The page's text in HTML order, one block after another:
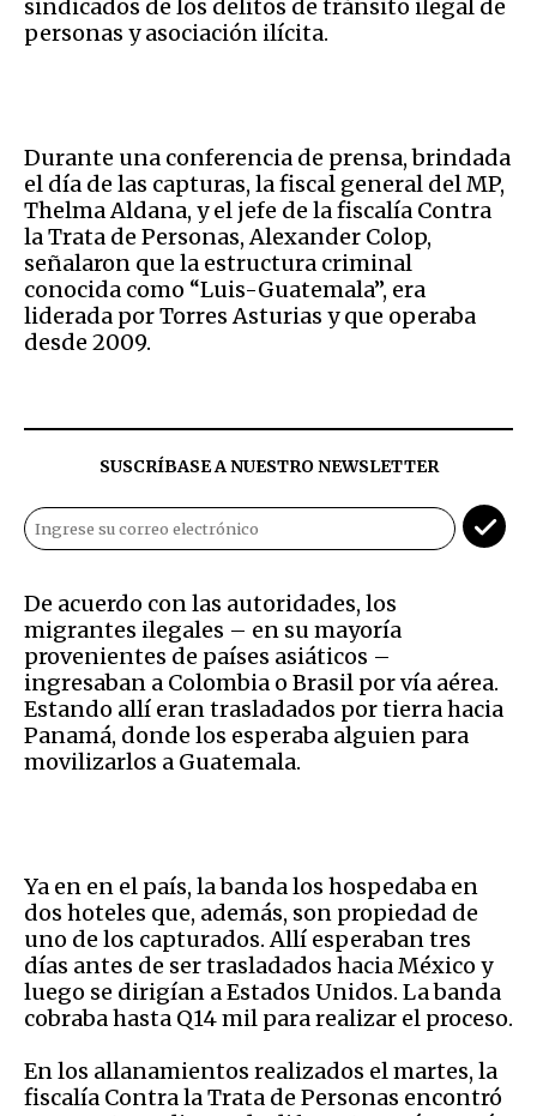
sindicados de los delitos de tránsito ilegal de
personas y asociación ilícita.
Durante una conferencia de prensa, brindada
el día de las capturas, la fiscal general del MP,
Thelma Aldana, y el jefe de la fiscalía Contra
la Trata de Personas, Alexander Colop,
señalaron que la estructura criminal
conocida como “Luis-Guatemala”, era
liderada por Torres Asturias y que operaba
desde 2009.
SUSCRÍBASE A NUESTRO NEWSLETTER
De acuerdo con las autoridades, los
migrantes ilegales – en su mayoría
provenientes de países asiáticos –
ingresaban a Colombia o Brasil por vía aérea.
Estando allí eran trasladados por tierra hacia
Panamá, donde los esperaba alguien para
movilizarlos a Guatemala.
Ya en en el país, la banda los hospedaba en
dos hoteles que, además, son propiedad de
uno de los capturados. Allí esperaban tres
días antes de ser trasladados hacia México y
luego se dirigían a Estados Unidos. La banda
cobraba hasta Q14 mil para realizar el proceso.
En los allanamientos realizados el martes, la
fiscalía Contra la Trata de Personas encontró